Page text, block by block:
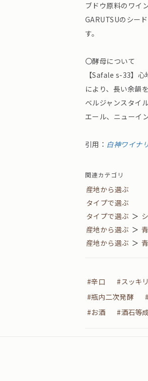
ブドウ原料のワイ
GARUTSUのシー
す。
〇酵母について
【Safale s-33】
により、長い余韻
ベルジャンスタイ
エール、ニューイ
引用： 白神ワイナ
関連カテゴリ
産地から選ぶ
タイプで選ぶ
タイプで選ぶ ＞
産地から選ぶ ＞
産地から選ぶ ＞
#辛口 #スッキリ
#瓶内二次発酵
#お酒
#酒石等